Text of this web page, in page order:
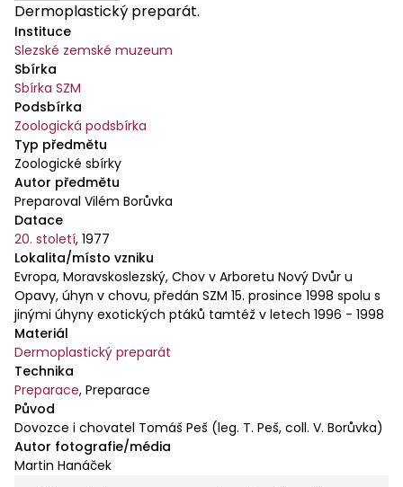
Dermoplastický preparát.
Instituce
Slezské zemské muzeum
Sbírka
Sbírka SZM
Podsbírka
Zoologická podsbírka
Typ předmětu
Zoologické sbírky
Autor předmětu
Preparoval Vilém Borůvka
Datace
20. století, 1977
Lokalita/místo vzniku
Evropa, Moravskoslezský, Chov v Arboretu Nový Dvůr u
Opavy, úhyn v chovu, předán SZM 15. prosince 1998 spolu s
jinými úhyny exotických ptáků tamtéž v letech 1996 - 1998
Materiál
Dermoplastický preparát
Technika
Preparace, Preparace
Původ
Dovozce i chovatel Tomáš Peš (leg. T. Peš, coll. V. Borůvka)
Autor fotografie/média
Martin Hanáček